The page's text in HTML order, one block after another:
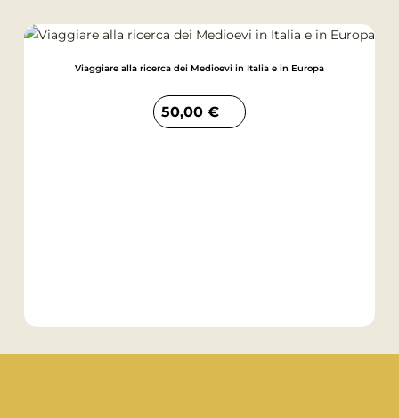
Viaggiare alla ricerca dei Medioevi in Italia e in Europa
50,00 €